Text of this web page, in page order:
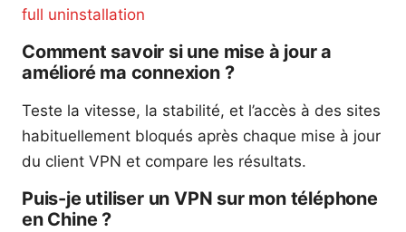
full uninstallation
Comment savoir si une mise à jour a
amélioré ma connexion ?
Teste la vitesse, la stabilité, et l’accès à des sites
habituellement bloqués après chaque mise à jour
du client VPN et compare les résultats.
Puis-je utiliser un VPN sur mon téléphone
en Chine ?